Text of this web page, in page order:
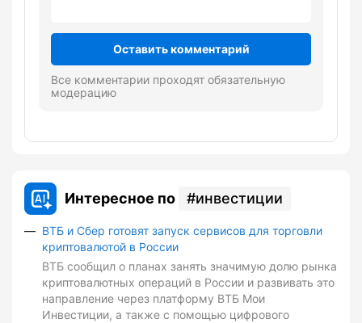
Оставить комментарий
Все комментарии проходят обязательную
модерацию
Интересное по инвестиции
ВТБ и Сбер готовят запуск сервисов для торговли
криптовалютой в России
ВТБ сообщил о планах занять значимую долю рынка
криптовалютных операций в России и развивать это
направление через платформу ВТБ Мои
Инвестиции, а также с помощью цифрового